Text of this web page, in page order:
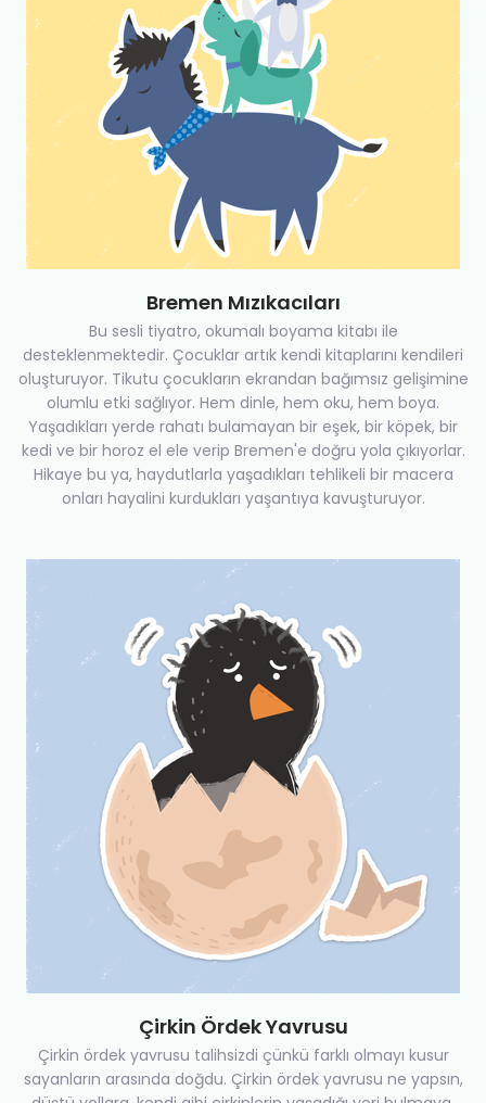
Bremen Mızıkacıları
Bu sesli tiyatro, okumalı boyama kitabı ile
desteklenmektedir. Çocuklar artık kendi kitaplarını kendileri
oluşturuyor. Tikutu çocukların ekrandan bağımsız gelişimine
olumlu etki sağlıyor. Hem dinle, hem oku, hem boya.
Yaşadıkları yerde rahatı bulamayan bir eşek, bir köpek, bir
kedi ve bir horoz el ele verip Bremen'e doğru yola çıkıyorlar.
Hikaye bu ya, haydutlarla yaşadıkları tehlikeli bir macera
onları hayalini kurdukları yaşantıya kavuşturuyor.
Çirkin Ördek Yavrusu
Çirkin ördek yavrusu talihsizdi çünkü farklı olmayı kusur
sayanların arasında doğdu. Çirkin ördek yavrusu ne yapsın,